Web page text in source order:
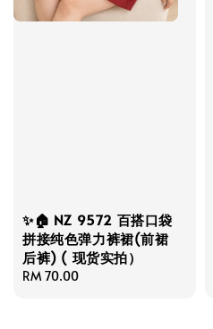
✨🏠 NZ 9572 百搭口袋
拼接纯色弹力裤裙(前裙
后裤) ( 现货实拍）
Regular
RM 70.00